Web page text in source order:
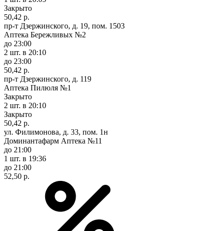
Закрыто
50,42 р.
пр-т Дзержинского, д. 19, пом. 1503
Аптека Бережливых №2
до 23:00
2 шт. в 20:10
до 23:00
50,42 р.
пр-т Дзержинского, д. 119
Аптека Пилюля №1
Закрыто
2 шт. в 20:10
Закрыто
50,42 р.
ул. Филимонова, д. 33, пом. 1н
Доминантафарм Аптека №11
до 21:00
1 шт. в 19:36
до 21:00
52,50 р.